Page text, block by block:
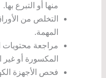
منها أو التبرع بها.
التخلص من
المهمة.
مراجعة محتويات
المكسورة أو
فحص الأجهزة